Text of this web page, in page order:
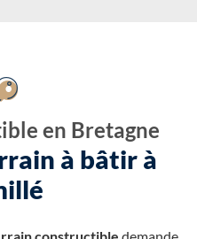
en Bretagne
à bâtir à